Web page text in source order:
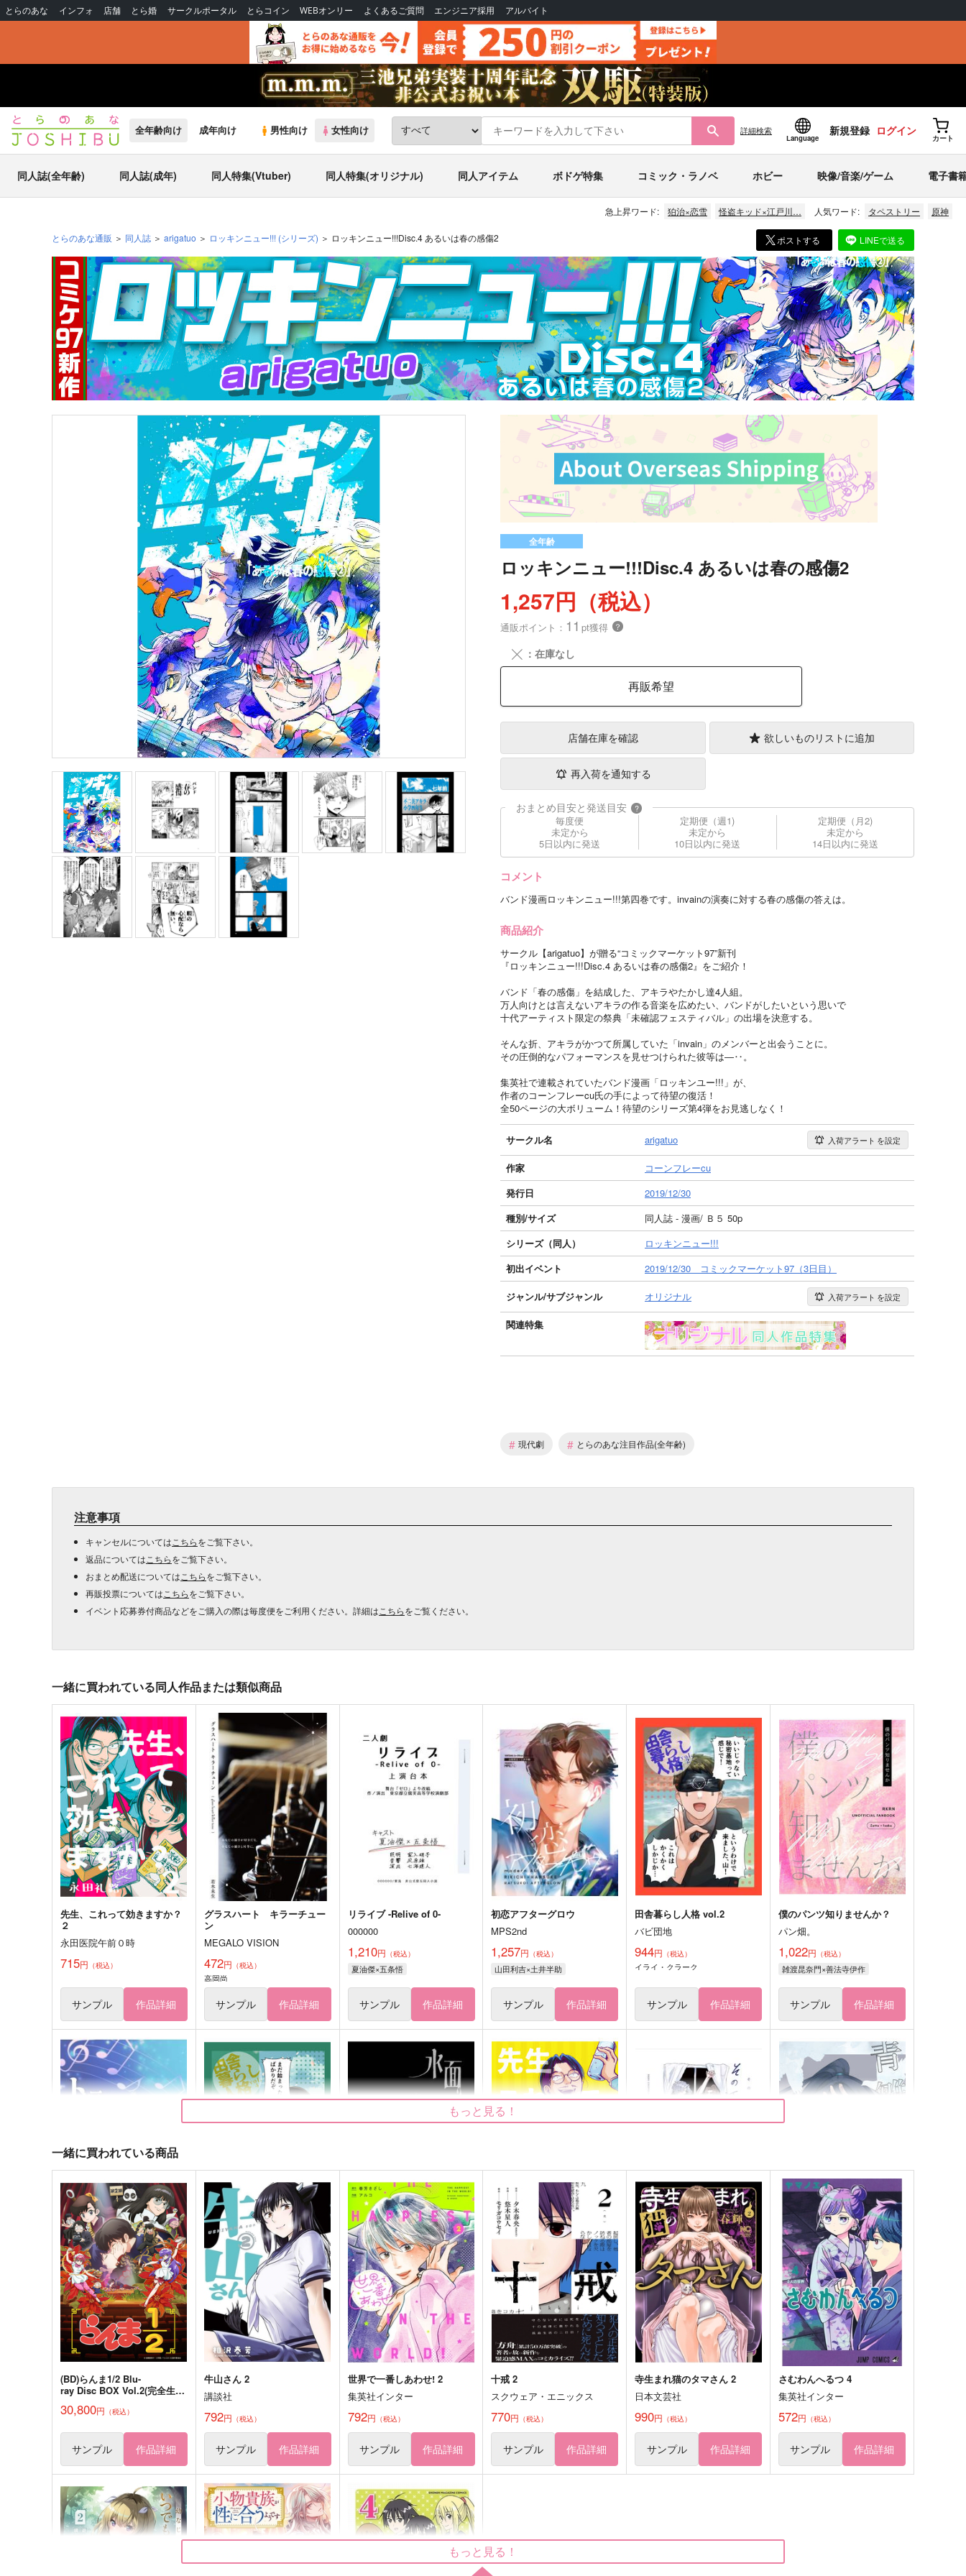
とらのあな インフォ 店舗 とら婚 サークルポータル とらコイン WEBオンリー よくあるご質問 エンジニア採用 アルバイト
全年齢向け 成年向け 男性向け 女性向け 詳細検索
Language
新規登録 ログイン
カート
同人誌(全年齢) 同人誌(成年) 同人特集(Vtuber) 同人特集(オリジナル) 同人アイテム ボドゲ特集 コミック・ラノベ ホビー 映像/音楽/ゲーム 電子書
急上昇ワード: 狛治×恋雪 怪盗キッド×江戸川… 人気ワード: タペストリー 原神
とらのあな通販 同人誌 arigatuo ロッキンニュー!!! (シリーズ) ロッキンニュー!!!Disc.4 あるいは春の感傷2 ポストする LINEで送る
全年齢
ロッキンニュー!!!Disc.4 あるいは春の感傷2
1,257円（税込）
通販ポイント： 11 pt獲得 ？
╳ ：在庫なし
再販希望
店舗在庫を確認 欲しいものリストに追加
再入荷を通知する
おまとめ目安と発送目安 ?
毎度便
未定から
5日以内に発送
定期便（週1)
未定から
10日以内に発送
定期便（月2)
未定から
14日以内に発送
コメント
バンド漫画ロッキンニュー!!!第四巻です。invainの演奏に対する春の感傷の答えは。
商品紹介
サークル【arigatuo】が贈る“コミックマーケット97”新刊
『ロッキンニュー!!!Disc.4 あるいは春の感傷2』をご紹介！
バンド「春の感傷」を結成した、アキラやたかし達4人組。
万人向けとは言えないアキラの作る音楽を広めたい、バンドがしたいという思いで
十代アーティスト限定の祭典「未確認フェスティバル」の出場を決意する。
そんな折、アキラがかつて所属していた「invain」のメンバーと出会うことに。
その圧倒的なパフォーマンスを見せつけられた彼等は―‥。
集英社で連載されていたバンド漫画「ロッキンユー!!!」が、
作者のコーンフレーcu氏の手によって待望の復活！
全50ページの大ボリューム！待望のシリーズ第4弾をお見逃しなく！
サークル名 arigatuo 入荷アラート を設定
作家
コーンフレーcu
発行日
2019/12/30
種別/サイズ
同人誌 - 漫画/ Ｂ５ 50p
シリーズ（同人）
ロッキンニュー!!!
初出イベント
2019/12/30 コミックマーケット97（3日目）
ジャンル/サブジャンル オリジナル 入荷アラート を設定
関連特集
# 現代劇 # とらのあな注目作品(全年齢)
注意事項
キャンセルについては こちらをご覧下さい。
返品については こちらをご覧下さい。
おまとめ配送については こちらをご覧下さい。
再販投票については こちらをご覧下さい。
イベント応募券付商品などをご購入の際は毎度便をご利用ください。詳細は こちらをご覧ください。
一緒に買われている同人作品または類似商品
先生、これって効きますか？
２
永田医院午前０時
715円 （税込）
サンプル 作品詳細
グラスハート キラーチュー
ン
MEGALO VISION
472円 （税込）
高岡尚
サンプル 作品詳細
リライブ -Relive of 0-
000000
1,210円 （税込）
夏油傑×五条悟
サンプル 作品詳細
初恋アフターグロウ
MPS2nd
1,257円 （税込）
山田利吉×土井半助
サンプル 作品詳細
田舎暮らし人格 vol.2
バビ団地
944円 （税込）
イライ・クラーク
サンプル 作品詳細
僕のパンツ知りませんか？
パン畑。
1,022円 （税込）
雑渡昆奈門×善法寺伊作
サンプル 作品詳細
ト短調のアリア
塩とまと。
1,887円（税込）
月永レオ×瀬名泉
サンプル 作品詳細
田舎暮らし人格 vol.4
バビ団地
944円（税込）
イライ・クラーク
サンプル 作品詳細
水面
スナック白昼夢
1,265円（税込）
潮江文次郎×女夢主
サンプル 作品詳細
先生、これって効きますか？
永田医院午前０時
627円 （税込）
サンプル 作品詳細
その王国の夜は明けない
えとせとら。
1,430円（税込）
綾部喜八郎×平滝夜叉丸
サンプル 作品詳細
青雛の感傷性
雨晒の青紫
715円（税込）
ホンル×イサン
サンプル 作品詳細
メンタム缶・フレークシール
セット（おつき）
セット（オヤコロ）
もっと見る！
一緒に買われている商品
(BD)らんま1/2 Blu-
ray Disc BOX Vol.2(完全生産
30,800円 （税込）
サンプル 作品詳細
牛山さん 2
講談社
792円 （税込）
サンプル 作品詳細
世界で一番しあわせ! 2
集英社インター
792円 （税込）
サンプル 作品詳細
十戒 2
スクウェア・エニックス
770円 （税込）
サンプル 作品詳細
寺生まれ猫のタマさん 2
日本文芸社
990円 （税込）
サンプル 作品詳細
さむわんへるつ 4
集英社インター
572円 （税込）
サンプル 作品詳細
もっと見る！